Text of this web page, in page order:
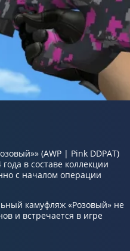
(AWP | Pink DDPAT)
в составе коллекции
с началом операции
камуфляж «Розовый» не
и встречается в игре